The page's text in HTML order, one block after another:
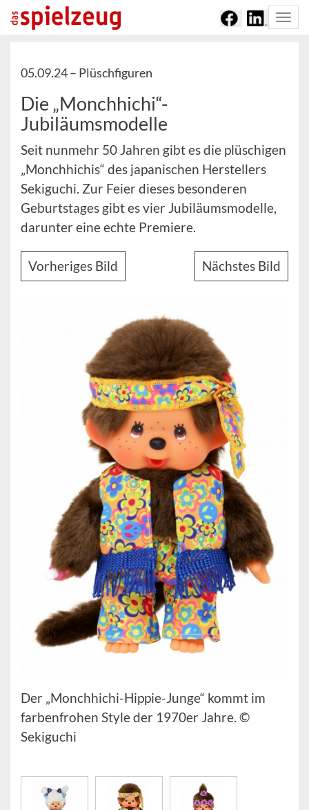
05.09.24 – Plüschfiguren
Die „Monchhichi“-
Jubiläumsmodelle
Seit nunmehr 50 Jahren gibt es die plüschigen
„Monchhichis“ des japanischen Herstellers
Sekiguchi. Zur Feier dieses besonderen
Geburtstages gibt es vier Jubiläumsmodelle,
darunter eine echte Premiere.
Vorheriges Bild Nächstes Bild
Der „Monchhichi-Hippie-Junge“ kommt im
farbenfrohen Style der 1970er Jahre. ©
Sekiguchi